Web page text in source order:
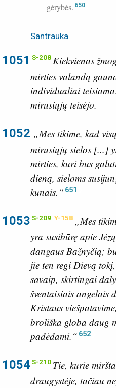
gėrybės. 650
Santrauka
1051 S-208Kiekvienas
mirties valandą
individualiai
mirusiųjų teisėjo.
1052 „Mes tikime, kad
mirusiųjų sielos [...]
mirties, kuri bus
dieną, sieloms
kūnais.“ 651
1053 S-209 Y-158 „Mes
yra susibūrę apie
dangaus Bažnyčią;
jie ten regi Dievą
savaip, skirtingai
šventaisiais angelais
Kristaus
broliška globa daug
padėdami.“ 652
1054S-210 Tie, kurie
draugystėje, tačiau